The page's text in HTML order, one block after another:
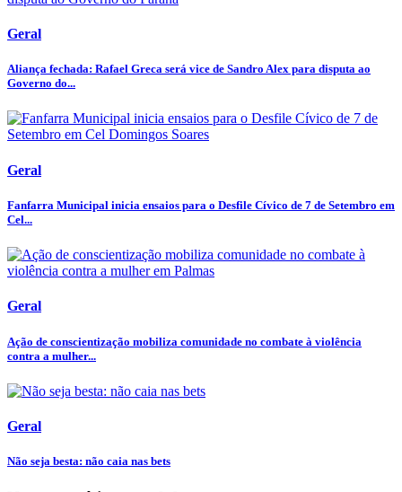
Geral
Aliança fechada: Rafael Greca será vice de Sandro Alex para disputa ao
Governo do...
Geral
Fanfarra Municipal inicia ensaios para o Desfile Cívico de 7 de Setembro em
Cel...
Geral
Ação de conscientização mobiliza comunidade no combate à violência
contra a mulher...
Geral
Não seja besta: não caia nas bets